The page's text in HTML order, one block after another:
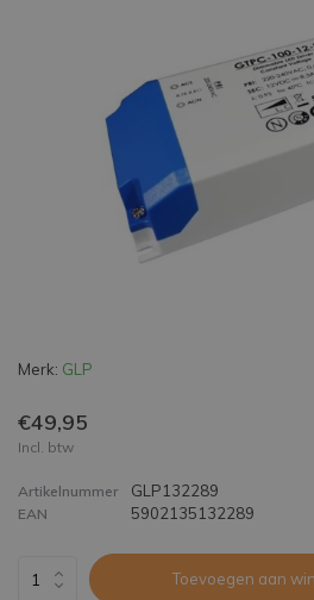
Merk: GLP
€49,95
Incl. btw
Artikelnummer GLP132289
EAN 5902135132289
Toevoegen aan